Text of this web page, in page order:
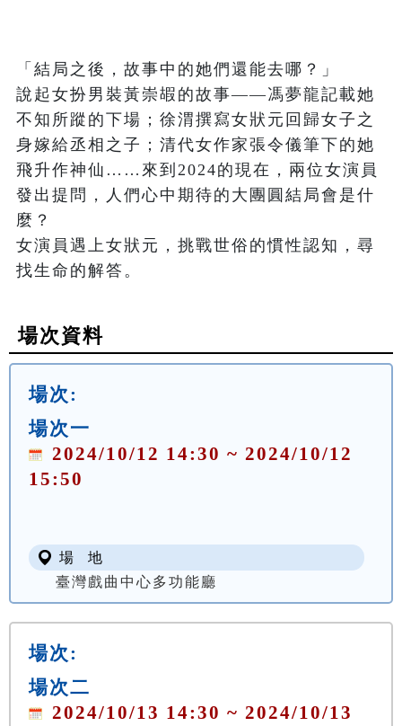
「結局之後，故事中的她們還能去哪？」
說起女扮男裝黃崇嘏的故事——馮夢龍記載她
不知所蹤的下場；徐渭撰寫女狀元回歸女子之
身嫁給丞相之子；清代女作家張令儀筆下的她
飛升作神仙……來到2024的現在，兩位女演員
發出提問，人們心中期待的大團圓結局會是什
麼？
女演員遇上女狀元，挑戰世俗的慣性認知，尋
找生命的解答。
場次資料
場次:
場次一
2024/10/12 14:30 ~ 2024/10/12
15:50
場 地
臺灣戲曲中心多功能廳
場次:
場次二
2024/10/13 14:30 ~ 2024/10/13